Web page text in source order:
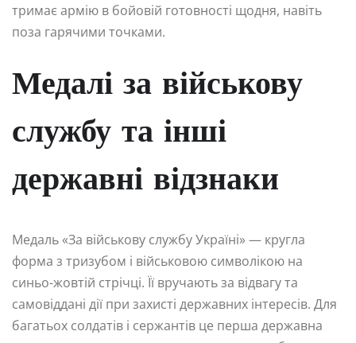
тримає армію в бойовій готовності щодня, навіть
поза гарячими точками.
Медалі за військову
службу та інші
державні відзнаки
Медаль «За військову службу Україні» — кругла
форма з тризубом і військовою символікою на
синьо-жовтій стрічці. Її вручають за відвагу та
самовіддані дії при захисті державних інтересів. Для
багатьох солдатів і сержантів це перша державна